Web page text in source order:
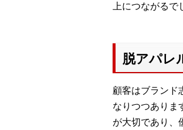
上につながるで
脱アパレ
顧客はブランド
なりつつありま
が大切であり、